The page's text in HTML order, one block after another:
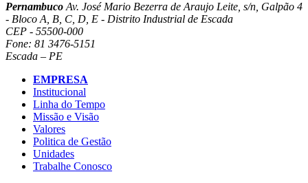
Pernambuco Av. José Mario Bezerra de Araujo Leite, s/n, Galpão 4
- Bloco A, B, C, D, E - Distrito Industrial de Escada
CEP - 55500-000
Fone: 81 3476-5151
Escada – PE
EMPRESA
Institucional
Linha do Tempo
Missão e Visão
Valores
Politica de Gestão
Unidades
Trabalhe Conosco